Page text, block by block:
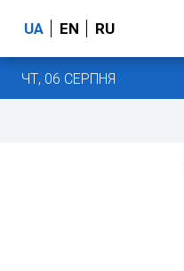
UA EN RU
ЧТ, 06 СЕРПНЯ